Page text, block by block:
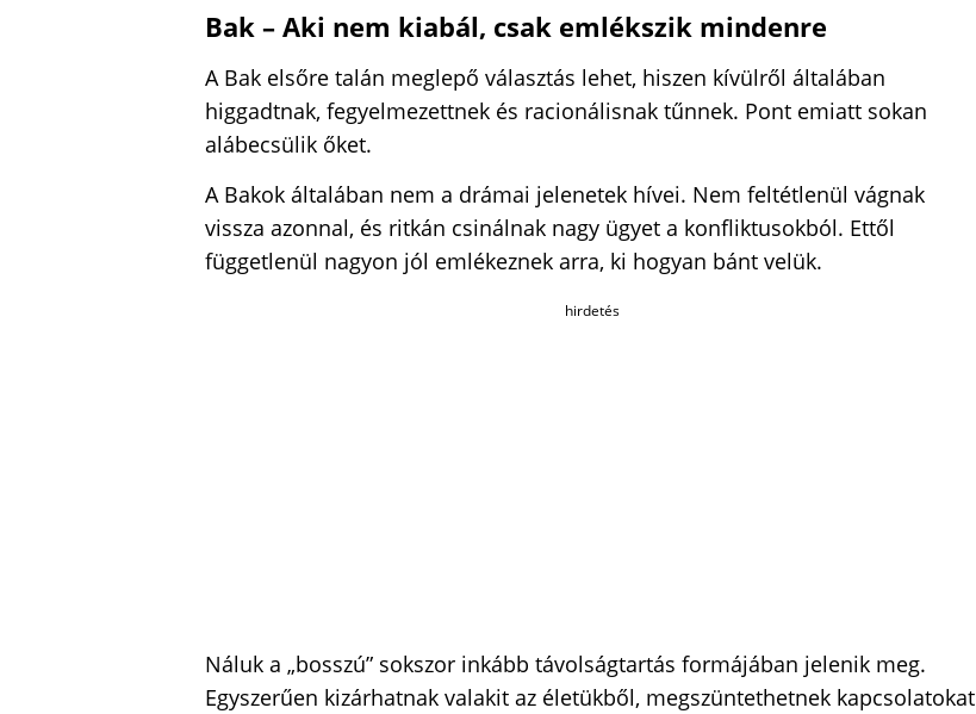
Bak – Aki nem kiabál, csak emlékszik mindenre
A Bak elsőre talán meglepő választás lehet, hiszen kívülről általában
higgadtnak, fegyelmezettnek és racionálisnak tűnnek. Pont emiatt sokan
alábecsülik őket.
A Bakok általában nem a drámai jelenetek hívei. Nem feltétlenül vágnak
vissza azonnal, és ritkán csinálnak nagy ügyet a konfliktusokból. Ettől
függetlenül nagyon jól emlékeznek arra, ki hogyan bánt velük.
hirdetés
Náluk a „bosszú” sokszor inkább távolságtartás formájában jelenik meg.
Egyszerűen kizárhatnak valakit az életükből, megszüntethetnek kapcsolatokat